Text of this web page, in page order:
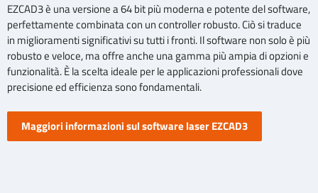
EZCAD3 è una versione a 64 bit più moderna e potente del software,
perfettamente combinata con un controller robusto. Ciò si traduce
in miglioramenti significativi su tutti i fronti. Il software non solo è più
robusto e veloce, ma offre anche una gamma più ampia di opzioni e
funzionalità. È la scelta ideale per le applicazioni professionali dove
precisione ed efficienza sono fondamentali.
Maggiori informazioni sul software laser EZCAD3